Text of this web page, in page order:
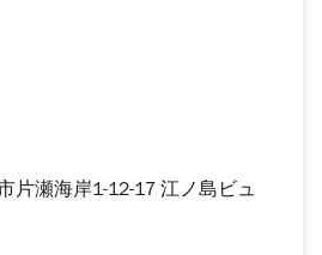
片瀬海岸1-12-17 江ノ島ビュ